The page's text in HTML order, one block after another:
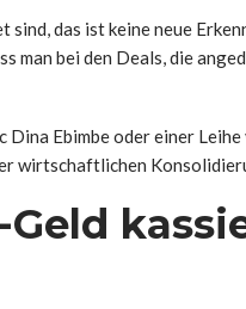
das ist keine neue
man bei den Deals, die
Dina Ebimbe oder einer
wirtschaftlichen